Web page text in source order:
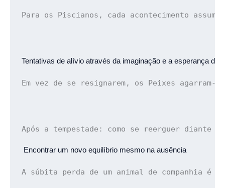
Para os Piscianos, cada acontecimento
Tentativas de alívio através da imaginação e a esperança de
Em vez de se resignarem, os Peixes
Após a tempestade: como se reerguer diante
Encontrar um novo equilíbrio mesmo na ausência
A súbita perda de um animal de companhia é